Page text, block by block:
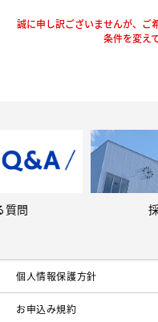
誠に申し訳ございませんが、ご
条件を変え
質問
個⼈情報保護⽅針
お申込み規約